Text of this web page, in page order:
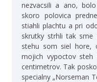
nezvacsili a ano,
skoro polovica
stiahli plachtu a pri
skrutky strhli tak
stehu som siel hore,
mojich vypoctov
centimetrov. Tak
specialny „Norseman